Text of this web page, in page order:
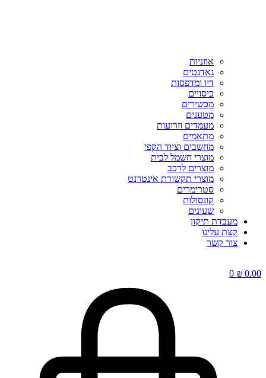
אוזניות
גאדגטים
דיו ומדפסות
כיסויים
מכשירים
מטענים
מעמדים וזרועות
מתאמים
מחשבים וציוד הקפי
מוצרי חשמל לבית
מוצרים לרכב
מוצרי תקשורת אינטרנט
סטרימרים
קונסולות
שעונים
מעבדת תיקון
קצת עלינו
צור קשר
₪0.00
0